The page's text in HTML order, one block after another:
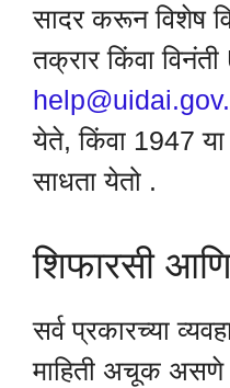
सादर करून विशेष
तक्रार किंवा
येते, किंवा 1947
साधता येतो .
शिफारसी
सर्व प्रकारच्या
माहिती अचूक